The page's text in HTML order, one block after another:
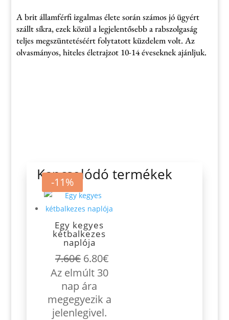
A brit államférfi izgalmas élete során számos jó ügyért
szállt síkra, ezek közül a legjelentősebb a rabszolgaság
teljes megszüntetéséért folytatott küzdelem volt. Az
olvasmányos, hiteles életrajzot 10-14 éveseknek ajánljuk.
Kapcsolódó termékek
-11%
Egy kegyes
kétbalkezes
naplója
7.60€ Original
price
was:
7.60€.
6.80€Current
price
6.80€.
Az elmúlt 30
nap ára
megegyezik a
jelenlegivel.